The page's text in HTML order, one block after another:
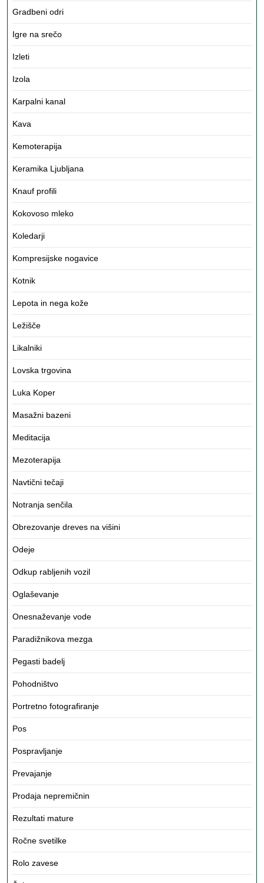
Gradbeni odri
Igre na srečo
Izleti
Izola
Karpalni kanal
Kava
Kemoterapija
Keramika Ljubljana
Knauf profili
Kokovoso mleko
Koledarji
Kompresijske nogavice
Kotnik
Lepota in nega kože
Ležišče
Likalniki
Lovska trgovina
Luka Koper
Masažni bazeni
Meditacija
Mezoterapija
Navtični tečaji
Notranja senčila
Obrezovanje dreves na višini
Odeje
Odkup rabljenih vozil
Oglaševanje
Onesnaževanje vode
Paradižnikova mezga
Pegasti badelj
Pohodništvo
Portretno fotografiranje
Pos
Pospravljanje
Prevajanje
Prodaja nepremičnin
Rezultati mature
Ročne svetilke
Rolo zavese